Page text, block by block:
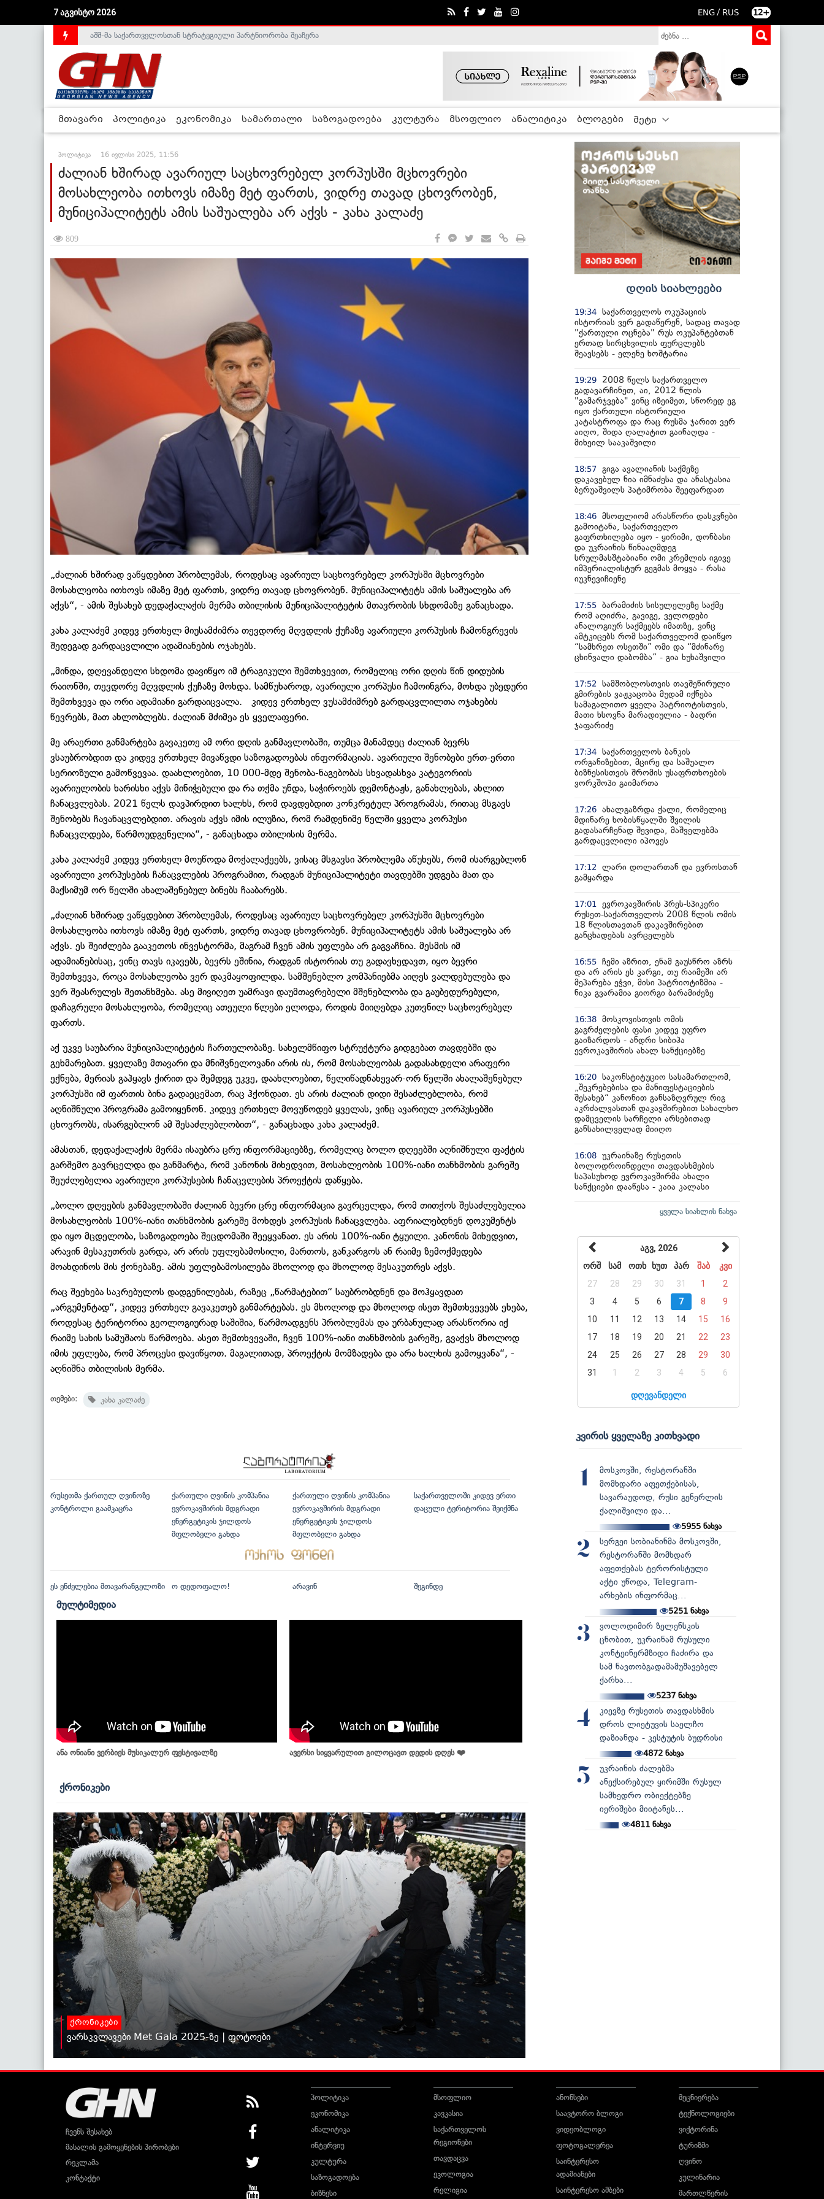
7 აგვისტო 2026 ENG / RUS 12+
საქართველოს დე-ფაქტო მთავრობა არალეგიტიმურია - ჰელსინკის კომისია
მთავარი პოლიტიკა ეკონომიკა სამართალი საზოგადოება კულტურა მსოფლიო ანალიტიკა ბლოგები მეტი
პოლიტიკა 16 ივლისი 2025, 11:56
ძალიან ხშირად ავარიულ საცხოვრებელ კორპუსში მცხოვრები
მოსახლეობა ითხოვს იმაზე მეტ ფართს, ვიდრე თავად ცხოვრობენ,
მუნიციპალიტეტს ამის საშუალება არ აქვს - კახა კალაძე
809
„ძალიან ხშირად ვაწყდებით პრობლემას, როდესაც ავარიულ საცხოვრებელ კორპუსში მცხოვრები
მოსახლეობა ითხოვს იმაზე მეტ ფართს, ვიდრე თავად ცხოვრობენ. მუნიციპალიტეტს ამის საშუალება არ
აქვს“, - ამის შესახებ დედაქალაქის მერმა თბილისის მუნიციპალიტეტის მთავრობის სხდომაზე განაცხადა.
კახა კალაძემ კიდევ ერთხელ მიუსამძიმრა თევდორე მღვდლის ქუჩაზე ავარიული კორპუსის ჩამონგრევის
შედეგად გარდაცვლილი ადამიანების ოჯახებს.
„მინდა, დღევანდელი სხდომა დავიწყო იმ ტრაგიკული შემთხვევით, რომელიც ორი დღის წინ დიდუბის
რაიონში, თევდორე მღვდლის ქუჩაზე მოხდა. სამწუხაროდ, ავარიული კორპუსი ჩამოინგრა, მოხდა უბედური
შემთხვევა და ორი ადამიანი გარდაიცვალა. კიდევ ერთხელ ვუსამძიმრებ გარდაცვლილთა ოჯახების
წევრებს, მათ ახლობლებს. ძალიან მძიმეა ეს ყველაფერი.
მე არაერთი განმარტება გავაკეთე ამ ორი დღის განმავლობაში, თუმცა მანამდეც ძალიან ბევრს
ვსაუბრობდით და კიდევ ერთხელ მივაწვდი საზოგადოებას ინფორმაციას. ავარიული შენობები ერთ-ერთი
სერიოზული გამოწვევაა. დაახლოებით, 10 000-მდე შენობა-ნაგებობას სხვადასხვა კატეგორიის
ავარიულობის ხარისხი აქვს მინიჭებული და რა თქმა უნდა, საჭიროებს დემონტაჟს, განახლებას, ახლით
ჩანაცვლებას. 2021 წელს დავპირდით ხალხს, რომ დავდებდით კონკრეტულ პროგრამას, რითაც მსგავს
შენობებს ჩავანაცვლებდით. არავის აქვს იმის ილუზია, რომ რამდენიმე წელში ყველა კორპუსი
ჩანაცვლდება, წარმოუდგენელია“, - განაცხადა თბილისის მერმა.
კახა კალაძემ კიდევ ერთხელ მოუწოდა მოქალაქეებს, ვისაც მსგავსი პრობლემა აწუხებს, რომ ისარგებლონ
ავარიული კორპუსების ჩანაცვლების პროგრამით, რადგან მუნიციპალიტეტი თავდებში უდგება მათ და
მაქსიმუმ ორ წელში ახალაშენებულ ბინებს ჩააბარებს.
„ძალიან ხშირად ვაწყდებით პრობლემას, როდესაც ავარიულ საცხოვრებელ კორპუსში მცხოვრები
მოსახლეობა ითხოვს იმაზე მეტ ფართს, ვიდრე თავად ცხოვრობენ. მუნიციპალიტეტს ამის საშუალება არ
აქვს. ეს შეიძლება გააკეთოს ინვესტორმა, მაგრამ ჩვენ ამის უფლება არ გაგვაჩნია. მესმის იმ
ადამიანებისაც, ვინც თავს იკავებს, ბევრს ეშინია, რადგან ისტორიას თუ გადავხედავთ, იყო ბევრი
შემთხვევა, როცა მოსახლეობა ვერ დაკმაყოფილდა. სამშენებლო კომპანიებმა აიღეს ვალდებულება და
ვერ შეასრულეს შეთანხმება. ასე მივიღეთ უამრავი დაუმთავრებელი მშენებლობა და გაუბედურებული,
დაჩაგრული მოსახლეობა, რომელიც ათეული წლები ელოდა, როდის მიიღებდა კუთვნილ საცხოვრებელ
ფართს.
აქ უკვე საუბარია მუნიციპალიტეტის ჩართულობაზე. სახელმწიფო სტრუქტურა გიდგებათ თავდებში და
გეხმარებათ. ყველაზე მთავარი და მნიშვნელოვანი არის ის, რომ მოსახლეობას გადასახდელი არაფერი
ექნება, მერიას გაჰყავს ქირით და შემდეგ უკვე, დაახლოებით, წელიწადნახევარ-ორ წელში ახალაშენებულ
კორპუსში იმ ფართის ბინა გადაეცემათ, რაც ჰქონდათ. ეს არის ძალიან დიდი შესაძლებლობა, რომ
აღნიშნული პროგრამა გამოიყენონ. კიდევ ერთხელ მოვუწოდებ ყველას, ვინც ავარიულ კორპუსებში
ცხოვრობს, ისარგებლონ ამ შესაძლებლობით“, - განაცხადა კახა კალაძემ.
ამასთან, დედაქალაქის მერმა ისაუბრა ცრუ ინფორმაციებზე, რომელიც ბოლო დღეებში აღნიშნული ფაქტის
გარშემო გავრცელდა და განმარტა, რომ კანონის მიხედვით, მოსახლეობის 100%-იანი თანხმობის გარეშე
შეუძლებელია ავარიული კორპუსების ჩანაცვლების პროექტის დაწყება.
„ბოლო დღეების განმავლობაში ძალიან ბევრი ცრუ ინფორმაცია გავრცელდა, რომ თითქოს შესაძლებელია
მოსახლეობის 100%-იანი თანხმობის გარეშე მოხდეს კორპუსის ჩანაცვლება. აფრიალებდნენ დოკუმენტს
და იყო მცდელობა, საზოგადოება შეცდომაში შეეყვანათ. ეს არის 100%-იანი ტყუილი. კანონის მიხედვით,
არავინ მესაკუთრის გარდა, არ არის უფლებამოსილი, მართოს, განკარგოს ან რაიმე ზემოქმედება
მოახდინოს მის ქონებაზე. ამის უფლებამოსილება მხოლოდ და მხოლოდ მესაკუთრეს აქვს.
რაც შეეხება საკრებულოს დადგენილებას, რაზეც „წარმატებით“ საუბრობდნენ და მოჰყავდათ
„არგუმენტად“, კიდევ ერთხელ გავაკეთებ განმარტებას. ეს მხოლოდ და მხოლოდ ისეთ შემთხვევებს ეხება,
როდესაც ტერიტორია გეოლოგიურად საშიშია, წარმოადგენს პრობლემას და ურბანულად არასწორია იქ
რაიმე სახის სამუშაოს წარმოება. ასეთ შემთხვევაში, ჩვენ 100%-იანი თანხმობის გარეშე, გვაქვს მხოლოდ
იმის უფლება, რომ პროცესი დავიწყოთ. მაგალითად, პროექტის მომზადება და არა ხალხის გამოყვანა“, -
აღნიშნა თბილისის მერმა.
თემები: კახა კალაძე
რუსეთმა ქართულ ღვინოზე
კონტროლი გაამკაცრა
ქართული ღვინის კომპანია
ევროკავშირის მდგრადი
ენერგეტიკის ჯილდოს
მფლობელი გახდა
ქართული ღვინის კომპანია
ევროკავშირის მდგრადი
ენერგეტიკის ჯილდოს
მფლობელი გახდა
საქართველოში კიდევ ერთი
დაცული ტერიტორია შეიქმნა
ეს ენძელებია მთავარანგელოზი ო დედოფალო! არავინ შეგინდე
მულტიმედია
ანა ონიანი ვერბიეს მუსიკალურ ფესტივალზე ავერსი სიყვარულით გილოცავთ დედის დღეს ❤️
ქრონიკები
ქრონიკები
ვარსკვლავები Met Gala 2025-ზე | ფოტოები
დღის სიახლეები
19:34 საქართველოს ოკუპაციის
ისტორიას ვერ გადაწერენ, სადაც თავად
"ქართული ოცნება" რუს ოკუპანტებთან
ერთად სირცხვილის ფურცლებს
შეავსებს - ელენე ხოშტარია
19:29
2008 წელს საქართველო
გადავარჩინეთ, აი, 2012 წლის
"გამარჯვება" ვინც იზეიმეთ, სწორედ ეგ
იყო ქართული ისტორიული
კატასტროფა და რაც რუსმა ჯარით ვერ
აიღო, შიდა ღალატით გაინაღდა -
მიხეილ სააკაშვილი
18:57 გიგა ავალიანის საქმეზე
დაკავებულ ნია იმნაძესა და ანასტასია
ბერუაშვილს პატიმრობა შეეფარდათ
18:46 მსოფლიომ არასწორი დასკვნები
გამოიტანა, საქართველო
გაფრთხილება იყო - ყირიმი, დონბასი
და უკრაინის წინააღმდეგ
სრულმასშტაბიანი ომი კრემლის იგივე
იმპერიალისტურ გეგმას მოყვა - რასა
იუკნევიჩიენე
17:55 ბარამიძის სისულელეზე საქმე
რომ აღიძრა, გავიგე, ველოდები
ანალოგიურ საქმეებს იმათზე, ვინც
ამტკიცებს რომ საქართველომ დაიწყო
“სამხრეთ ოსეთში” ომი და “მძინარე
ცხინვალი დაბომბა” - გია ხუხაშვილი
17:52
სამშობლოსთვის თავშეწირული
გმირების ვაჟკაცობა მუდამ იქნება
სამაგალითო ყველა პატრიოტისთვის,
მათი ხსოვნა მარადიულია - ბადრი
ჯაფარიძე
17:34 საქართველოს ბანკის
ორგანიზებით, მცირე და საშუალო
ბიზნესისთვის შრომის უსაფრთხოების
ვორკშოპი გაიმართა
17:26 ახალგაზრდა ქალი, რომელიც
მდინარე ხობისწყალში შვილის
გადასარჩენად შევიდა, მაშველებმა
გარდაცვლილი იპოვეს
17:12
ლარი დოლართან და ევროსთან
გამყარდა
17:01
ევროკავშირის პრეს-სპიკერი
რუსეთ-საქართველოს 2008 წლის ომის
18 წლისთავთან დაკავშირებით
განცხადებას ავრცელებს
16:55 ჩემი აზრით, ენამ გაუსწრო აზრს
და არ არის ეს კარგი, თუ რაიმეში არ
მეპარება ეჭვი, მისი პატრიოტიზმია -
ნიკა გვარამია გიორგი ბარამიძეზე
16:38 მოსკოვისთვის ომის
გაგრძელების ფასი კიდევ უფრო
გაიზარდოს - ანდრი სიბიჰა
ევროკავშირის ახალ სანქციებზე
16:20 საკონსტიტუციო სასამართლომ,
„შეკრებებისა და მანიფესტაციების
შესახებ“ კანონით განსაზღვრულ რიგ
აკრძალვასთან დაკავშირებით სახალხო
დამცველის სარჩელი არსებითად
განსახილველად მიიღო
16:08 უკრაინაზე რუსეთის
ბოლოდროინდელი თავდასხმების
საპასუხოდ ევროკავშირმა ახალი
სანქციები დააწესა - კაია კალასი
ყველა სიახლის ნახვა
აგვ, 2026
ორშ
სამ ოთხ ხუთ პარ შაბ
კვი
27
28 29 30 31 1
2
3
4 5 6 7 8
9
10
11 12 13 14 15
16
17
18 19 20 21 22
23
24
25 26 27 28 29
30
31
1 2 3 4 5 6
დღევანდელი
კვირის ყველაზე კითხვადი
1
მოსკოვში, რესტორანში
მომხდარი აფეთქებისას,
სავარაუდოდ, რუსი გენერლის
ქალიშვილი და...
5955 ნახვა
2
სერგეი სობიანინმა მოსკოვში,
რესტორანში მომხდარ
აფეთქებას ტერორისტული
აქტი უწოდა, Telegram-
არხების ინფორმაც...
5251 ნახვა
3
ვოლოდიმირ ზელენსკის
ცნობით, უკრაინამ რუსული
კონტეინერმზიდი ჩაძირა და
სამ ნავთობგადამამუშავებელ
ქარხა...
5237ნახვა
4
კიევზე რუსეთის თავდასხმის
დროს ლიეტუვის საელჩო
დაზიანდა - კესტუტის ბუდრისი
4872ნახვა
5
უკრაინის ძალებმა
ანექსირებულ ყირიმში რუსულ
სამხედრო ობიექტებზე
იერიშები მიიტანეს...
4811 ნახვა
ჩვენს შესახებ
მასალის გამოყენების პირობები
რეკლამა
კონტაქტი
პოლიტიკა
ეკონომიკა
ანალიტიკა
ინტერვიუ
კულტურა
საზოგადოება
ბიზნესი
მსოფლიო
კავკასია
საქართველოს
რეგიონები
თავდაცვა
ეკოლოგია
რელიგია
ანონსები
საავტორო ბლოგი
ვიდეობლოგი
ფოტოგალერეა
საინტერესო
ადამიანები
საინტერესო ამბები
მეცნიერება
ტექნოლოგიები
ვიქტორინა
ტურიზმი
ღვინო
კულინარია
მართლწერის